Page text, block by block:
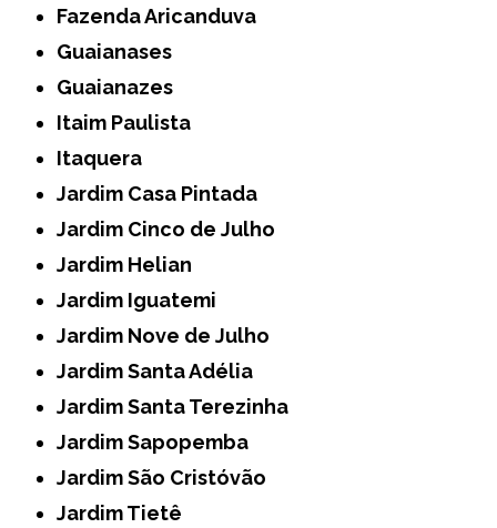
Fazenda Aricanduva
Guaianases
Guaianazes
Itaim Paulista
Itaquera
Jardim Casa Pintada
Jardim Cinco de Julho
Jardim Helian
Jardim Iguatemi
Jardim Nove de Julho
Jardim Santa Adélia
Jardim Santa Terezinha
Jardim Sapopemba
Jardim São Cristóvão
Jardim Tietê